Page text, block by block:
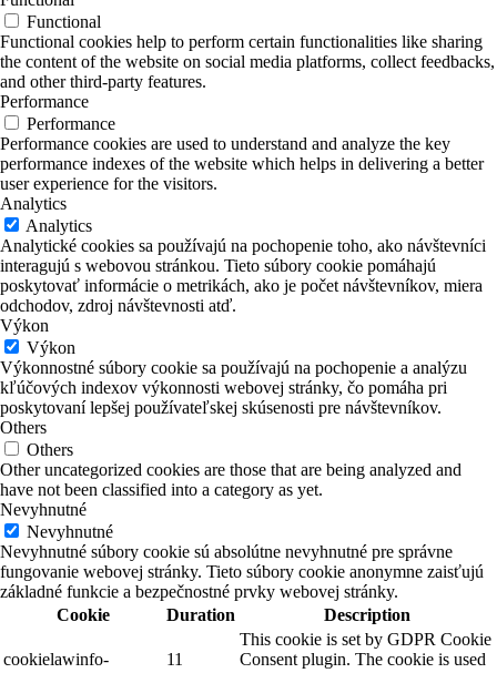
Functional
Functional cookies help to perform certain functionalities like sharing
the content of the website on social media platforms, collect feedbacks,
and other third-party features.
Performance
Performance
Performance cookies are used to understand and analyze the key
performance indexes of the website which helps in delivering a better
user experience for the visitors.
Analytics
Analytics
Analytické cookies sa používajú na pochopenie toho, ako návštevníci
interagujú s webovou stránkou. Tieto súbory cookie pomáhajú
poskytovať informácie o metrikách, ako je počet návštevníkov, miera
odchodov, zdroj návštevnosti atď.
Výkon
Výkon
Výkonnostné súbory cookie sa používajú na pochopenie a analýzu
kľúčových indexov výkonnosti webovej stránky, čo pomáha pri
poskytovaní lepšej používateľskej skúsenosti pre návštevníkov.
Others
Others
Other uncategorized cookies are those that are being analyzed and
have not been classified into a category as yet.
Nevyhnutné
Nevyhnutné
Nevyhnutné súbory cookie sú absolútne nevyhnutné pre správne
fungovanie webovej stránky. Tieto súbory cookie anonymne zaisťujú
základné funkcie a bezpečnostné prvky webovej stránky.
Cookie
Duration Description
cookielawinfo-
11
This cookie is set by GDPR Cookie
Consent plugin. The cookie is used